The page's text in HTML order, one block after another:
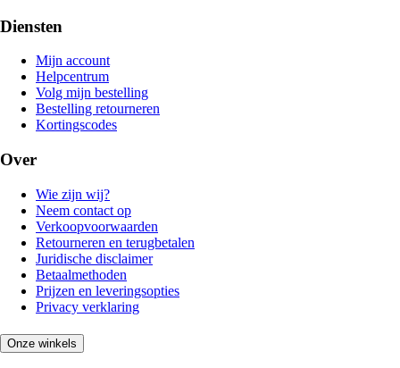
Diensten
Mijn account
Helpcentrum
Volg mijn bestelling
Bestelling retourneren
Kortingscodes
Over
Wie zijn wij?
Neem contact op
Verkoopvoorwaarden
Retourneren en terugbetalen
Juridische disclaimer
Betaalmethoden
Prijzen en leveringsopties
Privacy verklaring
Onze winkels